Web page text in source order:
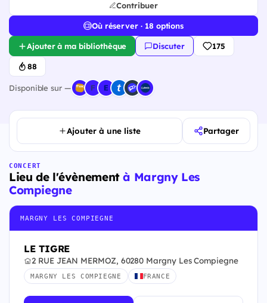
Contribuer
Où réserver · 18 options
Ajouter à ma bibliothèque Discuter 175
88
Disponible sur —
Ajouter à une liste Partager
CONCERT
Lieu de l'évènementà Margny Les
Compiegne
MARGNY LES COMPIEGNE
LE TIGRE
2 RUE JEAN MERMOZ, 60280 Margny Les Compiegne
MARGNY LES COMPIEGNE FRANCE